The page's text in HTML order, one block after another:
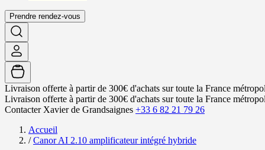
Prendre rendez-vous
Livraison offerte à partir de 300€ d'achats sur toute la France
Livraison offerte à partir de 300€ d'achats sur toute la France
Contacter Xavier de Grandsaignes +33 6 82 21 79 26
Accueil
/ Canor AI 2.10 amplificateur intégré hybride